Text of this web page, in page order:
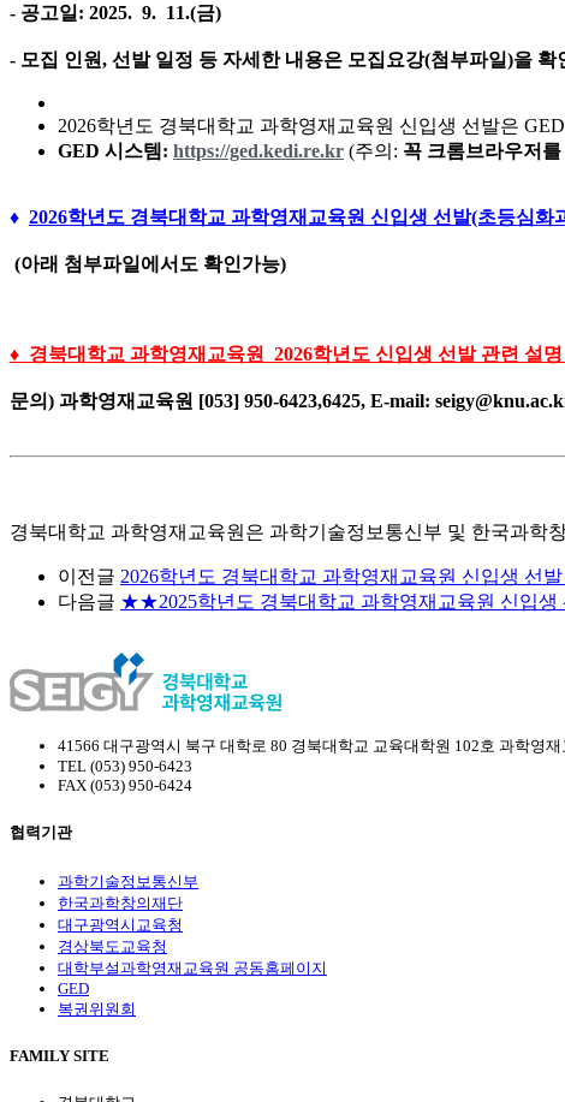
- 공고일: 2025. 9. 11.(금)
- 모집 인원, 선발 일정 등 자세한 내용은 모집요강(첨부파일)을 확
2026학년도 경북대학교 과학영재교육원 신입생 선발은
GED 시스템: https://ged.kedi.re.kr (주의: 꼭 크롬브라우저
♦ 2026학년도 경북대학교 과학영재교육원 신입생 선발(초등심
(아래 첨부파일에서도 확인가능)
♦ 경북대학교 과학영재교육원 2026학년도 신입생 선발 관련 설
문의) 과학영재교육원 [053] 950-6423,6425, E-mail:
경북대학교 과학영재교육원은 과학기술정보통신부 및 한국과학
이전글 2026학년도 경북대학교 과학영재교육원 신입생 선
다음글 ★★2025학년도 경북대학교 과학영재교육원 신입
41566 대구광역시 북구 대학로 80 경북대학교 교육대학원 102호 과학영재
TEL (053) 950-6423
FAX (053) 950-6424
협력기관
과학기술정보통신부
한국과학창의재단
대구광역시교육청
경상북도교육청
대학부설과학영재교육원 공동홈페이지
GED
복권위원회
FAMILY SITE